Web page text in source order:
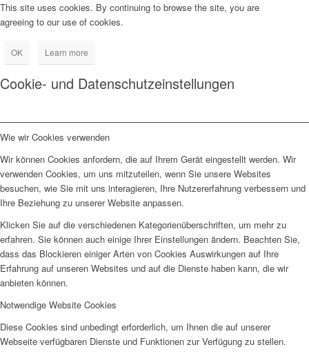
This site uses cookies. By continuing to browse the site, you are
agreeing to our use of cookies.
OK Learn more
Cookie- und Datenschutzeinstellungen
Wie wir Cookies verwenden
Wir können Cookies anfordern, die auf Ihrem Gerät eingestellt werden. Wir
verwenden Cookies, um uns mitzuteilen, wenn Sie unsere Websites
besuchen, wie Sie mit uns interagieren, Ihre Nutzererfahrung verbessern und
Ihre Beziehung zu unserer Website anpassen.
Klicken Sie auf die verschiedenen Kategorienüberschriften, um mehr zu
erfahren. Sie können auch einige Ihrer Einstellungen ändern. Beachten Sie,
dass das Blockieren einiger Arten von Cookies Auswirkungen auf Ihre
Erfahrung auf unseren Websites und auf die Dienste haben kann, die wir
anbieten können.
Notwendige Website Cookies
Diese Cookies sind unbedingt erforderlich, um Ihnen die auf unserer
Webseite verfügbaren Dienste und Funktionen zur Verfügung zu stellen.